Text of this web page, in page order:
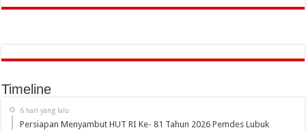
Timeline
6 hari yang lalu
Persiapan Menyambut HUT RI Ke- 81 Tahun 2026 Pemdes Lubuk